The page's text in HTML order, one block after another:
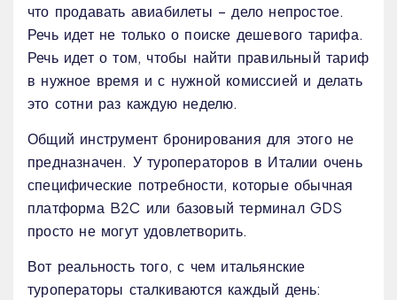
что продавать авиабилеты – дело непростое.
Речь идет не только о поиске дешевого тарифа.
Речь идет о том, чтобы найти правильный тариф
в нужное время и с нужной комиссией и делать
это сотни раз каждую неделю.
Общий инструмент бронирования для этого не
предназначен. У туроператоров в Италии очень
специфические потребности, которые обычная
платформа B2C или базовый терминал GDS
просто не могут удовлетворить.
Вот реальность того, с чем итальянские
туроператоры сталкиваются каждый день: